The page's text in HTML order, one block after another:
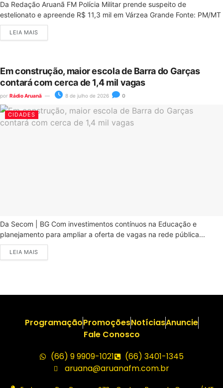
Da Redação Aruanã FM Polícia Militar prende suspeito de
estelionato e apreende R$ 11,3 mil em Várzea Grande Fonte: PM/MT
LEIA MAIS
Em construção, maior escola de Barra do Garças
contará com cerca de 1,4 mil vagas
por Rádio Aruanã 8 de julho de 2026 0
CIDADES
Da Secom | BG Com investimentos contínuos na Educação e
planejamento para ampliar a oferta de vagas na rede pública...
LEIA MAIS
ProgramaçãoPromoçõesNotíciasAnuncie
Fale Conosco
(66) 9 9909-1021
(66) 3401-1345
aruana@aruanafm.com.br